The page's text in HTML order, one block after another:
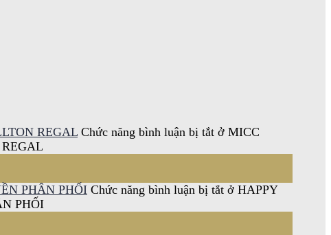
REGAL Chức năng bình luận bị tắt ở MICC
PHÂN PHỐI Chức năng bình luận bị tắt ở HAPPY
PHỐI